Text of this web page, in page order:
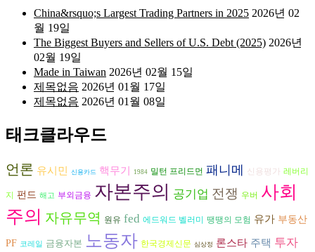
China&rsquo;s Largest Trading Partners in 2025 2026년 02
월 19일
The Biggest Buyers and Sellers of U.S. Debt (2025) 2026년
02월 19일
Made in Taiwan 2026년 02월 15일
제목없음 2026년 01월 17일
제목없음 2026년 01월 08일
태크클라우드
언론 유시민 신용카드 핵무기 1984 밀턴 프리드먼 패니메 신용평가 레버리
지 펀드 해고 부외금융 자본주의 공기업 전쟁 우버 사회
주의 자유무역 원유 fed 에드워드 벨러미 땡땡의 모험 유가 부동산
PF 코레일 금융자본 노동자 한국경제신문 심상정 론스타 주택 투자